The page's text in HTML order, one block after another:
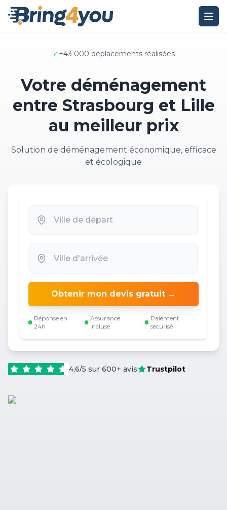
✓+43 000 déplacements réalisées
Votre déménagement
entre Strasbourg et Lille
au meilleur prix
Solution de déménagement économique, efficace
et écologique
Obtenir mon devis gratuit →
Réponse en
24h
Assurance
incluse
Paiement
sécurisé
4,6/5 sur 600+ avis Trustpilot